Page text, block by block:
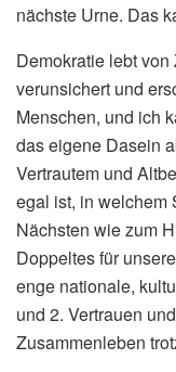
nächste Urne. Das
Demokratie lebt
verunsichert und
Menschen, und ich
das eigene Dasein
Vertrautem und
egal ist, in welchem
Nächsten wie zum
Doppeltes für
enge nationale,
und 2. Vertrauen
Zusammenleben